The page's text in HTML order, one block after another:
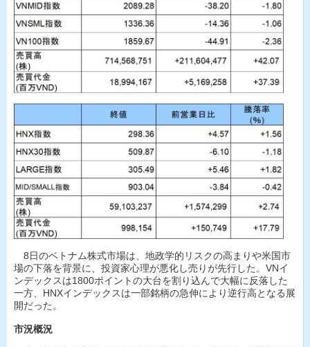
8日のベトナム株式市場は、地政学的リスクの高まりや米国市
場の下落を背景に、投資家心理が悪化し売りが先行した。VNイ
ンデックスは1800ポイントの大台を割り込んで大幅に反落した
一方、HNXインデックスは一部銘柄の急伸により逆行高となる展
開だった。
市況概況